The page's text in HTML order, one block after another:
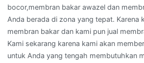
bocor,membran bakar awazel dan
Anda berada di zona yang tepat. Karena
membran bakar dan kami pun jual
Kami sekarang karena kami akan
untuk Anda yang tengah membutuhkan